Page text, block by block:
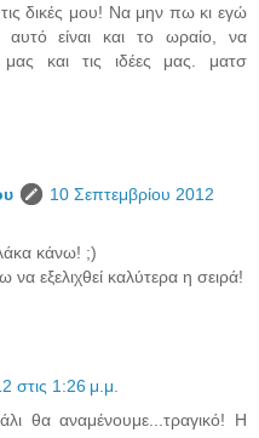
δικές μου! Να μην πω κι εγώ
είναι και το ωραίο, να
μας και τις ιδέες μας. ματσ
10 Σεπτεμβρίου 2012
κάνω! ;)
εξελιχθεί καλύτερα η σειρά!
στις 1:26 μ.μ.
θα αναμένουμε...τραγικό! Η